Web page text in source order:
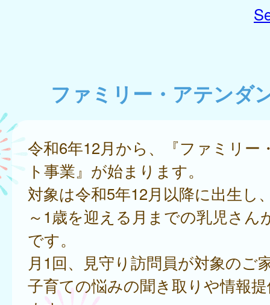
ファミリー・アテンダ
令和6年12月から、『ファミリー
ト事業』が始まります。
対象は令和5年12月以降に出生し
～1歳を迎える月までの乳児さん
です。
月1回、見守り訪問員が対象のご
子育ての悩みの聞き取りや情報